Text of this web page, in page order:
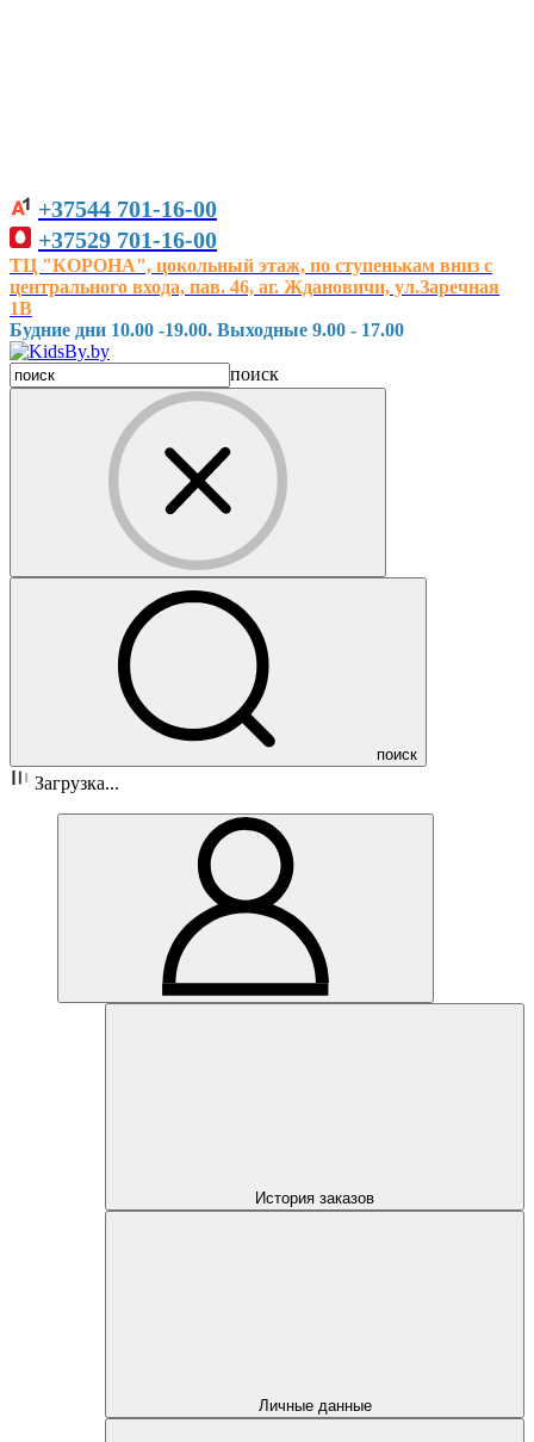
+37544 701-16-00
+37529 701-16-00
ТЦ "КОРОНА", цокольный этаж, по ступенькам вниз с
центрального входа, пав. 46, аг. Ждановичи, ул.Заречная
1В
Будние дни 10.00 -19.00. Выходные 9.00 - 17.00
поиск
поиск
Загрузка...
История заказов
Личные данные